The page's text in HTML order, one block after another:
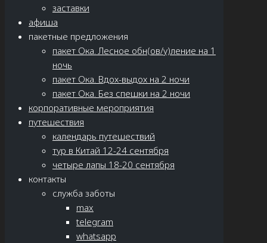
заставки
афиша
пакетные предложения
пакет Ока. Лесное обн(ов/у)ление на 1
ночь
пакет Ока. Вдох-выдох на 2 ночи
пакет Ока. Без спешки на 2 ночи
корпоративные мероприятия
путешествия
календарь путешествий
тур в Китай 12-24 сентября
четыре лапы 18-20 сентября
контакты
служба заботы
max
telegram
whatsapp